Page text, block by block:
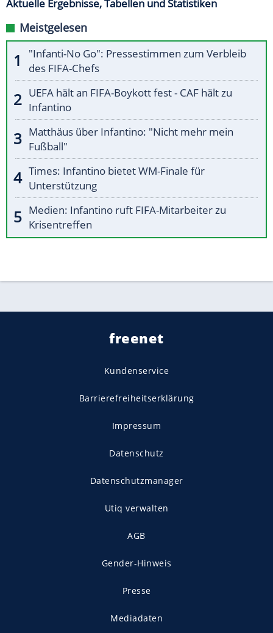
Aktuelle Ergebnisse, Tabellen und Statistiken
Meistgelesen
"Infanti-No Go": Pressestimmen zum Verbleib
des FIFA-Chefs
UEFA hält an FIFA-Boykott fest - CAF hält zu
Infantino
Matthäus über Infantino: "Nicht mehr mein
Fußball"
Times: Infantino bietet WM-Finale für
Unterstützung
Medien: Infantino ruft FIFA-Mitarbeiter zu
Krisentreffen
freenet
Kundenservice
Barrierefreiheitserklärung
Impressum
Datenschutz
Datenschutzmanager
Utiq verwalten
AGB
Gender-Hinweis
Presse
Mediadaten